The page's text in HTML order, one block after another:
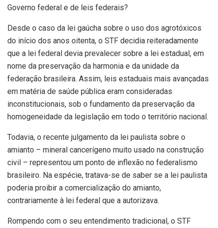
Governo federal e de leis federais?
Desde o caso da lei gaúcha sobre o uso dos agrotóxicos
do início dos anos oitenta, o STF decidia reiteradamente
que a lei federal devia prevalecer sobre a lei estadual, em
nome da preservação da harmonia e da unidade da
federação brasileira. Assim, leis estaduais mais avançadas
em matéria de saúde pública eram consideradas
inconstitucionais, sob o fundamento da preservação da
homogeneidade da legislação em todo o território nacional.
Todavia, o recente julgamento da lei paulista sobre o
amianto – mineral cancerígeno muito usado na construção
civil – representou um ponto de inflexão no federalismo
brasileiro. Na espécie, tratava-se de saber se a lei paulista
poderia proibir a comercialização do amianto,
contrariamente à lei federal que a autorizava.
Rompendo com o seu entendimento tradicional, o STF